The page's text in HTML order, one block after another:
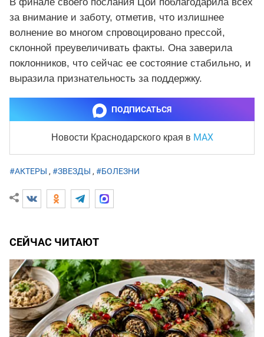
В финале своего послания Цой поблагодарила всех
за внимание и заботу, отметив, что излишнее
волнение во многом спровоцировано прессой,
склонной преувеличивать факты. Она заверила
поклонников, что сейчас ее состояние стабильно, и
выразила признательность за поддержку.
ПОДПИСАТЬСЯ
Новости Краснодарского края в MAX
#АКТЕРЫ , #ЗВЕЗДЫ , #БОЛЕЗНИ
СЕЙЧАС ЧИТАЮТ